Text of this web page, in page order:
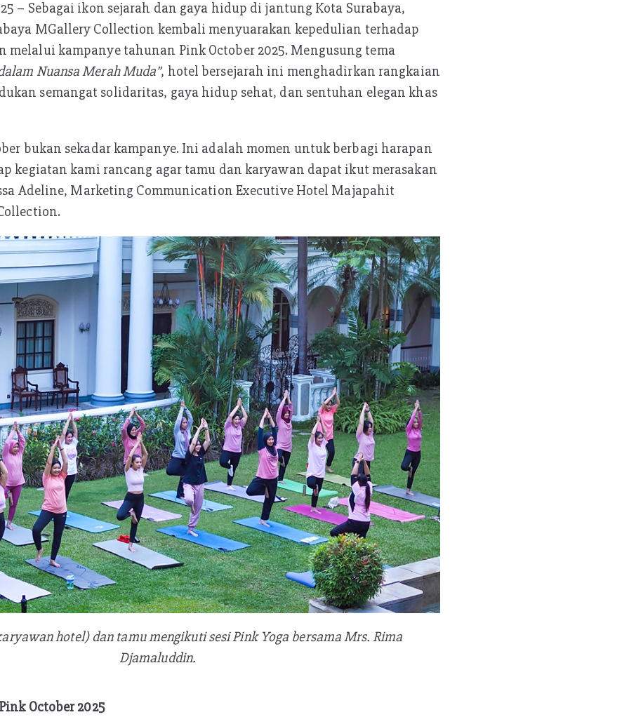
– Sebagai ikon sejarah dan gaya hidup di jantung Kota Surabaya,
MGallery Collection kembali menyuarakan kepedulian terhadap
melalui kampanye tahunan Pink October 2025. Mengusung tema
Nuansa Merah Muda”, hotel bersejarah ini menghadirkan rangkaian
semangat solidaritas, gaya hidup sehat, dan sentuhan elegan khas
bukan sekadar kampanye. Ini adalah momen untuk berbagi harapan
kegiatan kami rancang agar tamu dan karyawan dapat ikut merasakan
Adeline, Marketing Communication Executive Hotel Majapahit
hotel) dan tamu mengikuti sesi Pink Yoga bersama Mrs. Rima
Djamaluddin.
October 2025